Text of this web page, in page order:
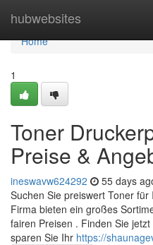
hubwebsites
Home
Home
1
Toner
Preise &
ineswavw624292 55 days
Suchen Sie preiswert Toner
Firma bieten ein großes
fairen Preisen . Finden Sie
sparen Sie Ihr https://